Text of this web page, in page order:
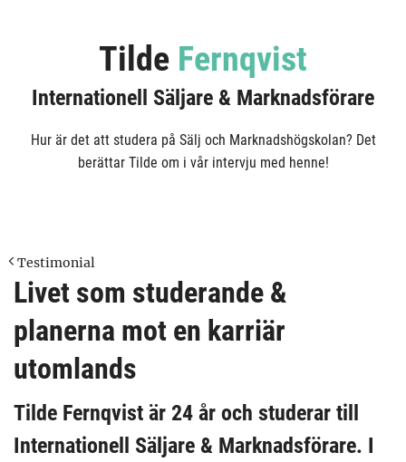
Testimonial
Tilde Fernqvist
Internationell Säljare & Marknadsförare
Hur är det att studera på Sälj och Marknadshögskolan? Det
berättar Tilde om i vår intervju med henne!
Livet som studerande &
planerna mot en karriär
utomlands
Tilde Fernqvist är 24 år och studerar till
Internationell Säljare & Marknadsförare. I